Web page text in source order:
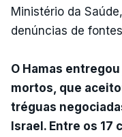
Ministério da
denúncias de
O Hamas
mortos, que
tréguas
Israel. Entre os 17